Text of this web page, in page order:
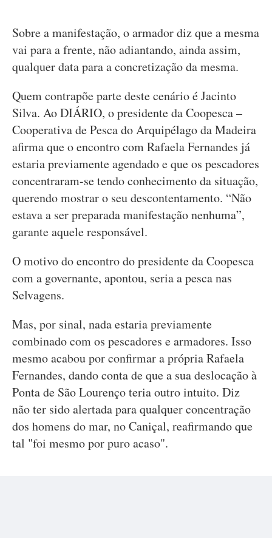
Sobre a manifestação, o armador diz que a mesma
vai para a frente, não adiantando, ainda assim,
qualquer data para a concretização da mesma.
Quem contrapõe parte deste cenário é Jacinto
Silva. Ao DIÁRIO, o presidente da Coopesca –
Cooperativa de Pesca do Arquipélago da Madeira
afirma que o encontro com Rafaela Fernandes já
estaria previamente agendado e que os pescadores
concentraram-se tendo conhecimento da situação,
querendo mostrar o seu descontentamento. “Não
estava a ser preparada manifestação nenhuma”,
garante aquele responsável.
O motivo do encontro do presidente da Coopesca
com a governante, apontou, seria a pesca nas
Selvagens.
Mas, por sinal, nada estaria previamente
combinado com os pescadores e armadores. Isso
mesmo acabou por confirmar a própria Rafaela
Fernandes, dando conta de que a sua deslocação à
Ponta de São Lourenço teria outro intuito. Diz
não ter sido alertada para qualquer concentração
dos homens do mar, no Caniçal, reafirmando que
tal "foi mesmo por puro acaso".